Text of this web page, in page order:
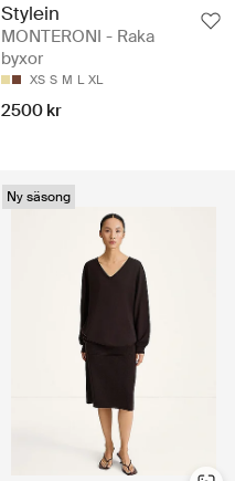
Stylein
MONTERONI - Raka
byxor
XS S M L XL
2500 kr
Ny säsong